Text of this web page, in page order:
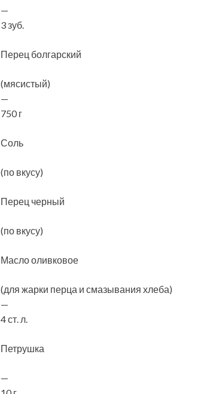
—
3 зуб.
Перец болгарский
(мясистый)
—
750 г
Соль
(по вкусу)
Перец черный
(по вкусу)
Масло оливковое
(для жарки перца и смазывания хлеба)
—
4 ст. л.
Петрушка
—